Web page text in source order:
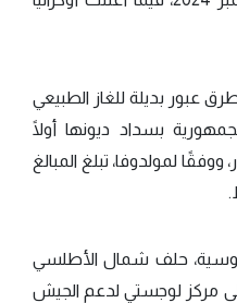
عبور بديلة للغاز الطبيعي
بسداد ديونها أولًا
دولار، ووفقًا لمولدوفا، تبلغ المبالغ
الروسية، حلف شمال الأطلسي
مركز لوجستي لدعم الجيش